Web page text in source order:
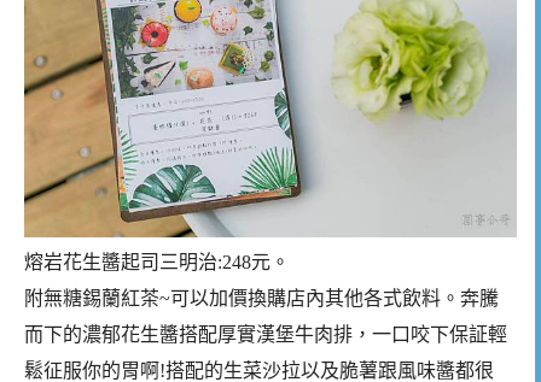
熔岩花生醬起司三明治:248元。
附無糖錫蘭紅茶~可以加價換購店內其他各式飲料。奔騰
而下的濃郁花生醬搭配厚實漢堡牛肉排，一口咬下保証輕
鬆征服你的胃啊!搭配的生菜沙拉以及脆薯跟風味醬都很